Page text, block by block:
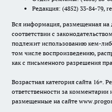
Редакция: (4852) 33-84-79,
Вся информация, размещенная на
соответствии с
подлежит использованию кем-
том числе воспроизведению,
как с письменного разрешения
Возрастная категория сайта 16+.
ответственности за
размещенные на сайте